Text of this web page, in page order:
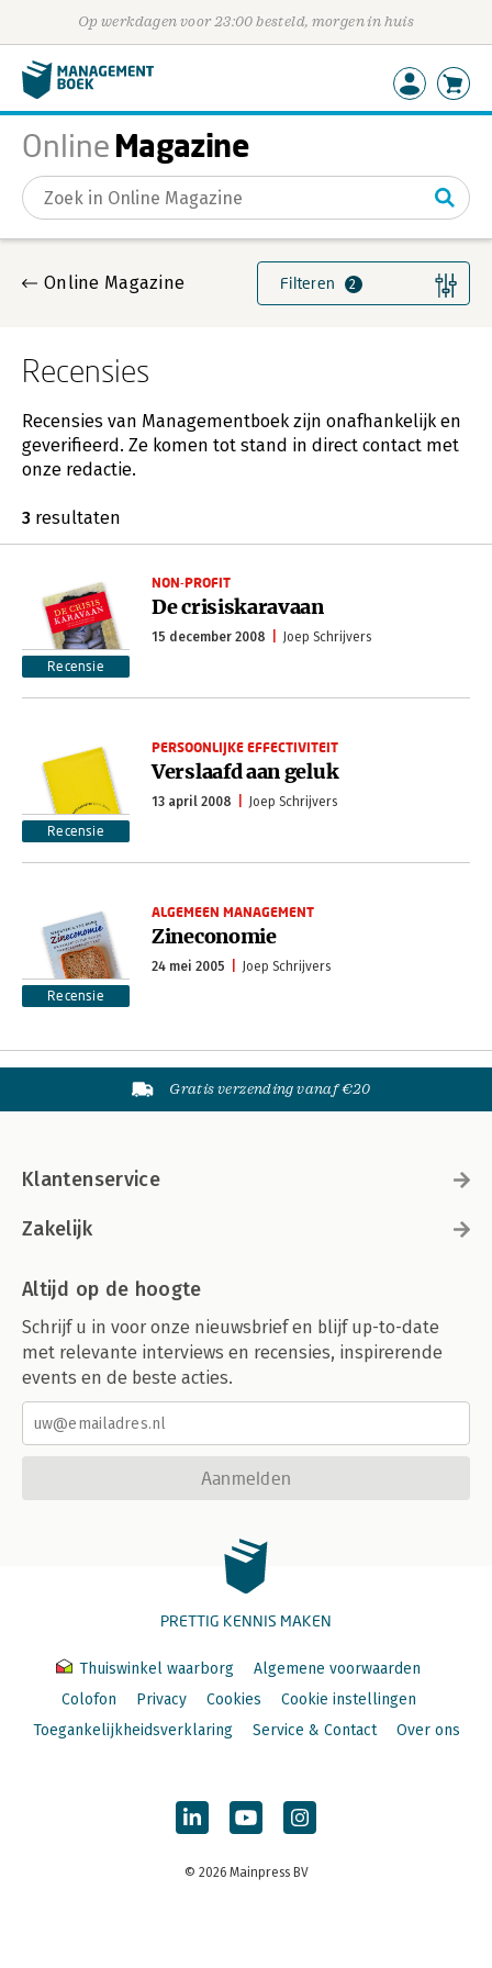
Op werkdagen voor 23:00 besteld, morgen in huis
Online Magazine
Gevonden artikelen
Online Magazine Filteren 2
Recensies
Recensies van Managementboek zijn onafhankelijk en
geverifieerd. Ze komen tot stand in direct contact met
onze redactie.
3 resultaten
Recensie
NON-PROFIT
De crisiskaravaan
15 december 2008 Joep Schrijvers
Recensie
PERSOONLIJKE EFFECTIVITEIT
Verslaafd aan geluk
13 april 2008 Joep Schrijvers
Recensie
ALGEMEEN MANAGEMENT
Zineconomie
24 mei 2005 Joep Schrijvers
Gratis verzending vanaf €20
Klantenservice
Zakelijk
Altijd op de hoogte
Schrijf u in voor onze nieuwsbrief en blijf up-to-date
met relevante interviews en recensies, inspirerende
events en de beste acties.
Aanmelden
PRETTIG KENNIS MAKEN
Thuiswinkel waarborg
Algemene voorwaarden
Colofon
Privacy Cookies
Cookie instellingen
Toegankelijkheidsverklaring
Service & Contact Over ons
© 2026 Mainpress BV